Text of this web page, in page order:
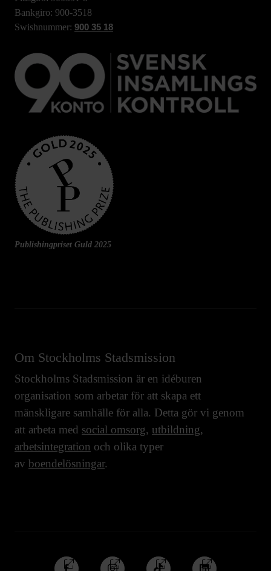
Bankgiro: 900-3518
Swishnummer: 900 35 18
Publishingpriset Guld 2025
Om Stockholms Stadsmission
Stockholms Stadsmission är en idéburen
organisation som arbetar för att skapa ett
mänskligare samhälle för alla. Detta gör vi genom
att arbeta med social omsorg, utbildning,
arbetsintegration och olika typer
av boendelösningar.
Följ Följ Följ Följ